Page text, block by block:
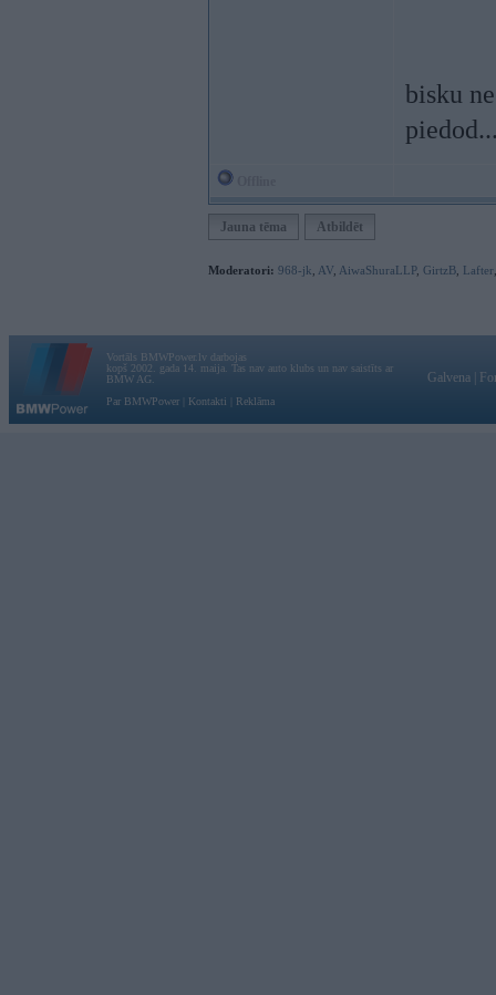
bisku
Jauna tēma Atbildēt
Moderatori: 968-jk AV AiwaShuraLLP, GirtzB Lafter
Vortāls BMWPower.lv darbojas
kopš 2002. gada 14. maija. Tas nav auto klubs un nav saistīts ar
BMW AG.
Par BMWPower
Kontakti Reklāma
Galvena